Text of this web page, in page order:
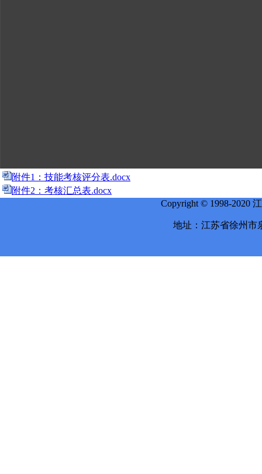
附件1：技能考核评分表.docx
附件2：考核汇总表.docx
Copyright © 1998-2020
地址：江苏省徐州市